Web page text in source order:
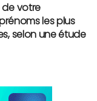
de votre
les plus
selon une étude